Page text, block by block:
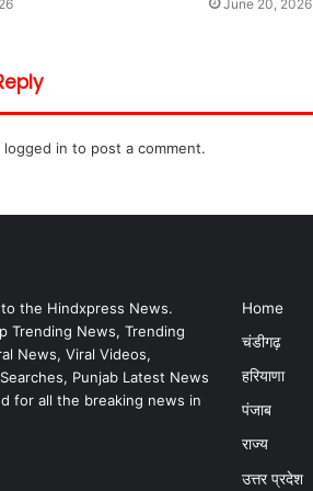
June 20, 2026
logged in to post a comment.
to the Hindxpress News.
Trending News, Trending
News, Viral Videos,
Punjab Latest News
for all the breaking news in
Home
चंडीगढ़
हरियाणा
पंजाब
राज्य
उत्तर प्रदेश